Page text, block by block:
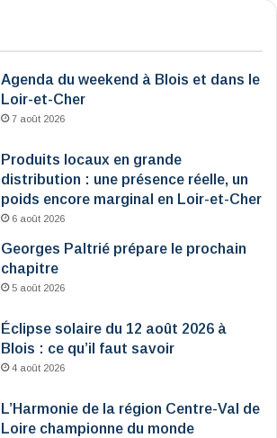
Agenda du weekend à Blois et dans le
Loir-et-Cher
7 août 2026
Produits locaux en grande
distribution : une présence réelle, un
poids encore marginal en Loir-et-Cher
6 août 2026
Georges Paltrié prépare le prochain
chapitre
5 août 2026
Éclipse solaire du 12 août 2026 à
Blois : ce qu’il faut savoir
4 août 2026
L’Harmonie de la région Centre-Val de
Loire championne du monde